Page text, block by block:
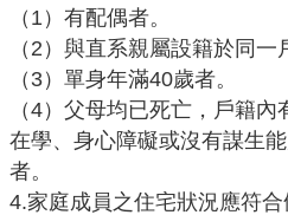
桃
園
市
政
府
F
a
（ 1）有配偶者。
（ 2）與直系親屬設籍於同一
（ 3）單身年滿40歲者。
（4）父母均已死亡，戶籍內
在學、身心障礙或沒有謀生
者。
4.家庭成員之住宅狀況應符合